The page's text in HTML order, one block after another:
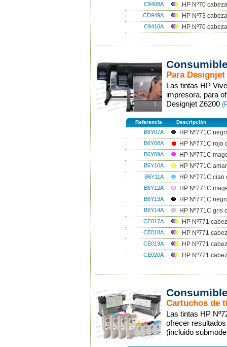
C9408A HP Nº70
CD949A HP Nº73
C9410A HP Nº70
Para
Las tintas HP
impresora, para
Designjet Z6200
Referencia Descripción
B6Y07A HP Nº771C
B6Y08A HP Nº771C rojo
B6Y09A HP Nº771C
B6Y10A HP Nº771C
B6Y11A HP Nº771C
B6Y12A HP Nº771C
B6Y13A HP Nº771C
B6Y14A HP Nº771C gris
CE017A HP Nº771
CE018A HP Nº771
CE019A HP Nº771
CE020A HP Nº771
Cartuchos de
Las tintas HP
ofrecer
(incluido